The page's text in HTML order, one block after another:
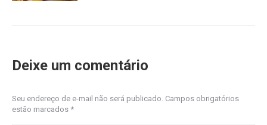
Deixe um comentário
Seu endereço de e-mail não será publicado. Campos obrigatórios
estão marcados *